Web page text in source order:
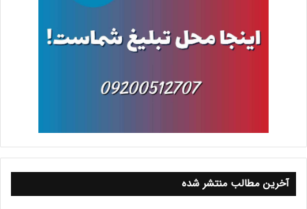
آخرین مطالب منتشر شده